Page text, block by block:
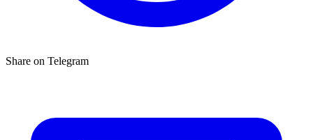
Share on Telegram